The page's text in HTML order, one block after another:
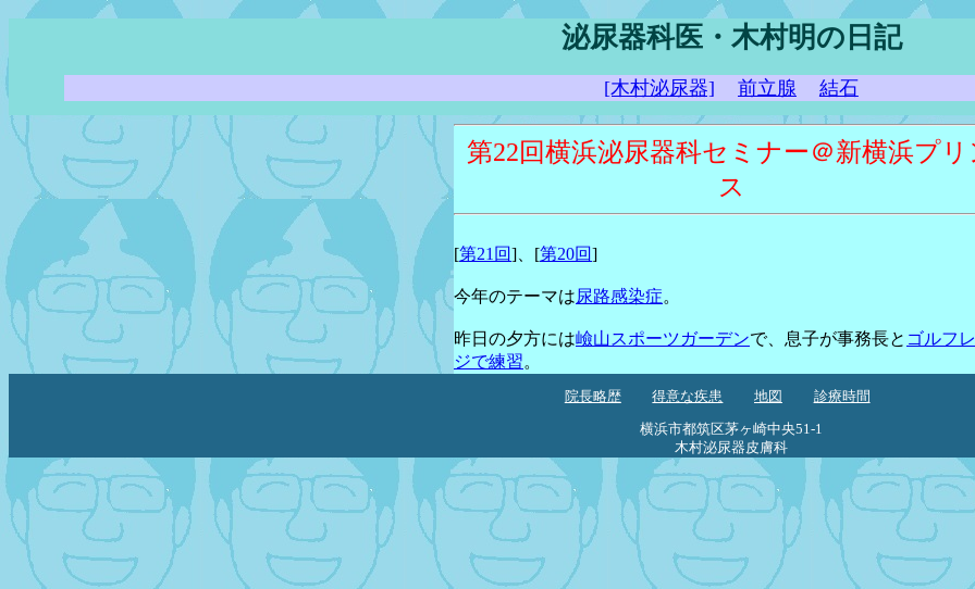
泌尿器科医・木村明の日記
[木村泌尿器] 前立腺 結石
第22回横浜泌尿器科セミナー＠新横浜プリ
ス
[第21回]、[第20回]
今年のテーマは尿路感染症。
昨日の夕方には嶮山スポーツガーデンで、息子が事務長と ゴルフ
ジで練習。
院長略歴 得意な疾患 地図 診療時間
横浜市都筑区茅ヶ崎中央51-1
木村泌尿器皮膚科